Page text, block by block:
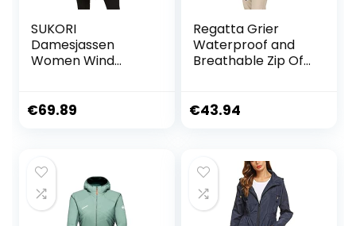
SUKORI
Damesjassen
Women Wind
Pockets Long
Outdoor Coat Plus
Size
€69.89
Regatta Grier
Waterproof and
Breathable Zip Off
€43.94